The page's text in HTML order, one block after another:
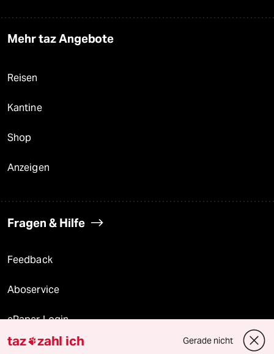
Mehr taz Angebote
Reisen
Kantine
Shop
Anzeigen
Fragen & Hilfe
Feedback
Aboservice
ePaper Login
Downloads für Abonnierende
taz zahl ich Gerade nicht